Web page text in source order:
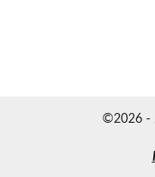
©2026 -